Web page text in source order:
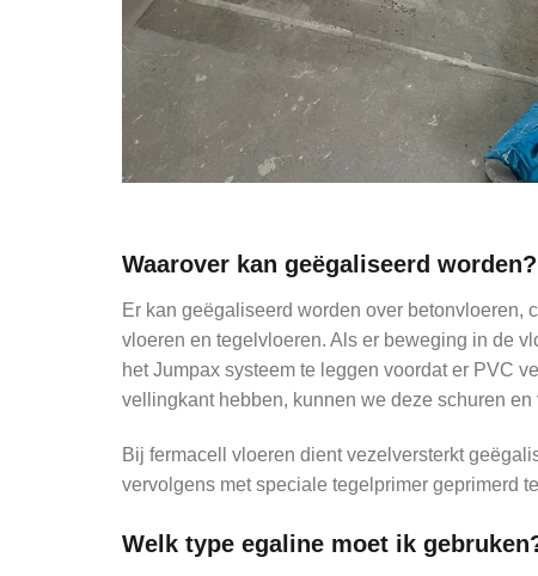
Waarover kan geëgaliseerd worden?
Er kan geëgaliseerd worden over betonvloeren,
vloeren en tegelvloeren. Als er beweging in de
het Jumpax systeem te leggen voordat er PVC
vellingkant hebben, kunnen we deze schuren
Bij fermacell vloeren dient vezelversterkt
vervolgens met speciale tegelprimer geprimerd
Welk type egaline moet ik